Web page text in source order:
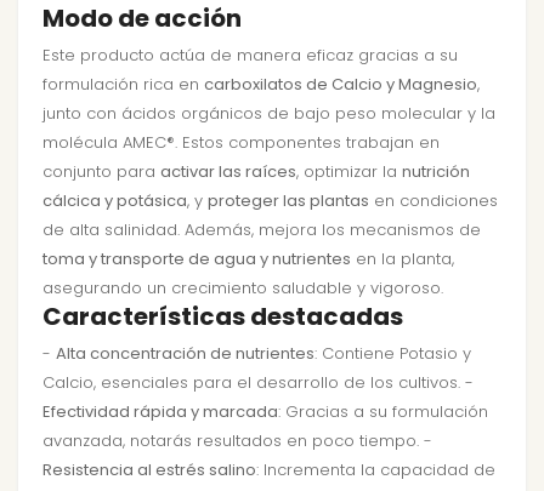
Modo de acción
Este producto actúa de manera eficaz gracias a su
formulación rica en carboxilatos de Calcio y Magnesio,
junto con ácidos orgánicos de bajo peso molecular y la
molécula AMEC®. Estos componentes trabajan en
conjunto para activar las raíces, optimizar la nutrición
cálcica y potásica, y proteger las plantas en condiciones
de alta salinidad. Además, mejora los mecanismos de
toma y transporte de agua y nutrientes en la planta,
asegurando un crecimiento saludable y vigoroso.
Características destacadas
- Alta concentración de nutrientes: Contiene Potasio y
Calcio, esenciales para el desarrollo de los cultivos. -
Efectividad rápida y marcada: Gracias a su formulación
avanzada, notarás resultados en poco tiempo. -
Resistencia al estrés salino: Incrementa la capacidad de